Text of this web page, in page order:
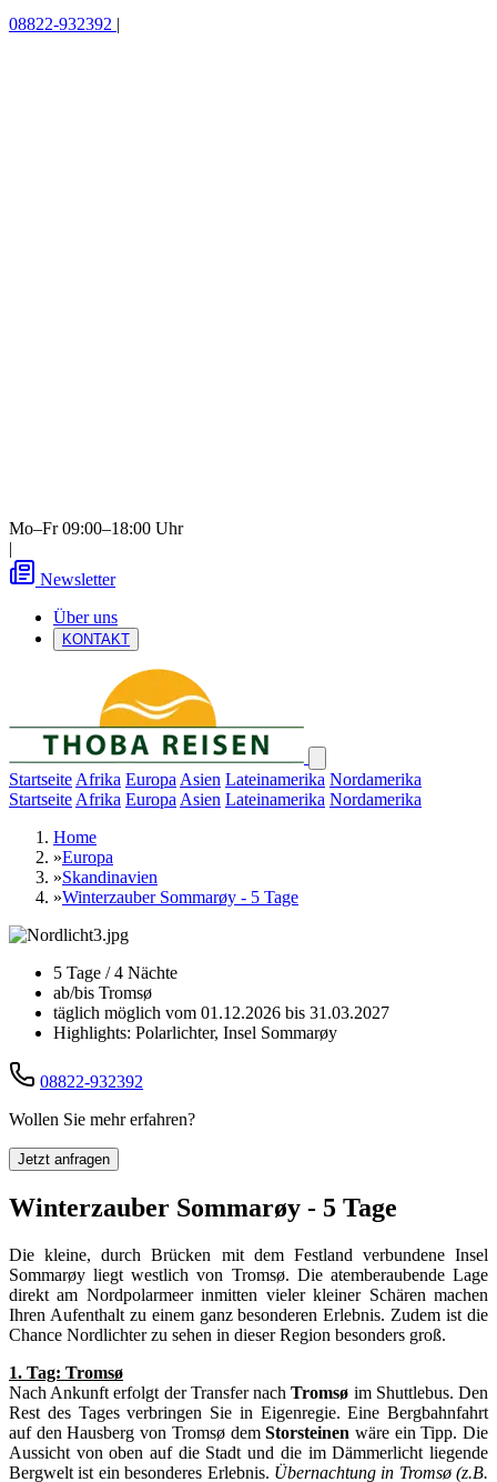
08822-932392 |
Mo–Fr 09:00–18:00 Uhr
|
Newsletter
Über uns
KONTAKT
Startseite Afrika Europa Asien Lateinamerika Nordamerika
Startseite Afrika Europa Asien Lateinamerika Nordamerika
Home
»Europa
»Skandinavien
»Winterzauber Sommarøy - 5 Tage
5 Tage / 4 Nächte
ab/bis Tromsø
täglich möglich vom 01.12.2026 bis 31.03.2027
Highlights: Polarlichter, Insel Sommarøy
08822-932392
Wollen Sie mehr erfahren?
Jetzt anfragen
Winterzauber Sommarøy - 5 Tage
Die kleine, durch Brücken mit dem Festland verbundene Insel
Sommarøy liegt westlich von Tromsø. Die atemberaubende Lage
direkt am Nordpolarmeer inmitten vieler kleiner Schären machen
Ihren Aufenthalt zu einem ganz besonderen Erlebnis. Zudem ist die
Chance Nordlichter zu sehen in dieser Region besonders groß.
1. Tag: Tromsø
Nach Ankunft erfolgt der Transfer nachTromsø im Shuttlebus. Den
Rest des Tages verbringen Sie in Eigenregie. Eine Bergbahnfahrt
auf den Hausberg von Tromsø demStorsteinen wäre ein Tipp. Die
Aussicht von oben auf die Stadt und die im Dämmerlicht liegende
Bergwelt ist ein besonderes Erlebnis. Übernachtung in Tromsø (z.B.